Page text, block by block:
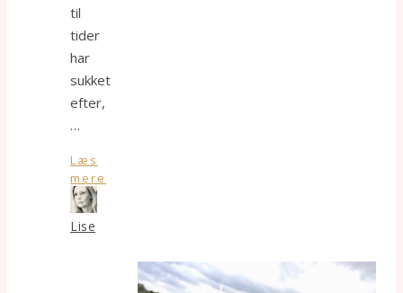
til
tider
har
sukket
efter,
…
Læs
mere
Lise